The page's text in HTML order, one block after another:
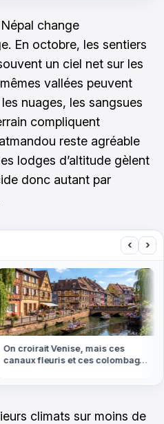
change
En octobre, les sentiers
un ciel net sur les
vallées peuvent
nuages, les sangsues
compliquent
reste agréable
lodges d’altitude gèlent
donc autant par
‹ ›
croirait Venise, mais ces
fleuris et ces colombages
climats sur moins de